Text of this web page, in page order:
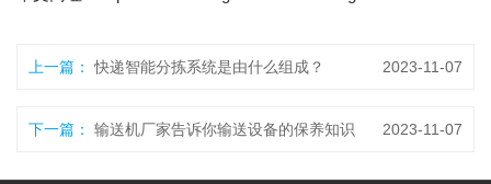
上一篇： 快递智能分拣系统是由什么组成？ 2023-11-07
下一篇： 输送机厂家告诉你输送设备的保养知识 2023-11-07